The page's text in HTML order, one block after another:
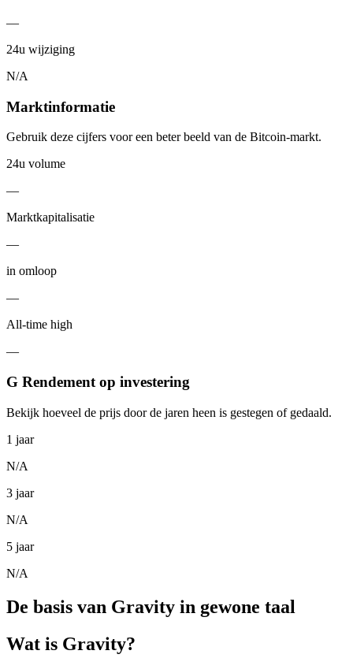
—
24u wijziging
N/A
Marktinformatie
Gebruik deze cijfers voor een beter beeld van de Bitcoin-markt.
24u volume
—
Marktkapitalisatie
—
in omloop
—
All-time high
—
G Rendement op investering
Bekijk hoeveel de prijs door de jaren heen is gestegen of gedaald.
1 jaar
N/A
3 jaar
N/A
5 jaar
N/A
De basis van Gravity in gewone taal
Wat is Gravity?